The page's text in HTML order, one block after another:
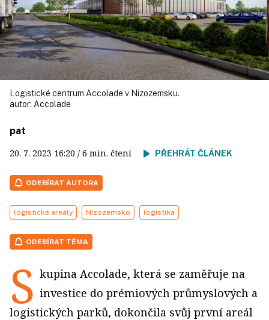
Logistické centrum Accolade v Nizozemsku.
autor: Accolade
pat
20. 7. 2023 16:20 / 6 min. čtení PŘEHRÁT ČLÁNEK
ODEBÍRAT AUTORA
logistické areály Nizozemsko logistika
ODEBÍRAT TÉMA
S kupina Accolade, která se zaměřuje na
investice do prémiových průmyslových a
logistických parků, dokončila svůj první areál